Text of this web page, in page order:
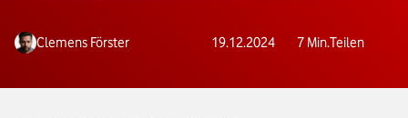
Clemens Förster 19.12.2024 7 Min.Teilen